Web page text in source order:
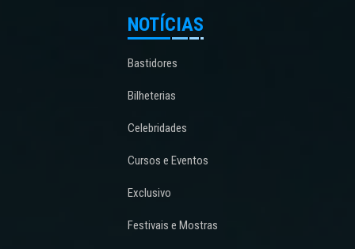
NOTÍCIAS
Bastidores
Bilheterias
Celebridades
Cursos e Eventos
Exclusivo
Festivais e Mostras